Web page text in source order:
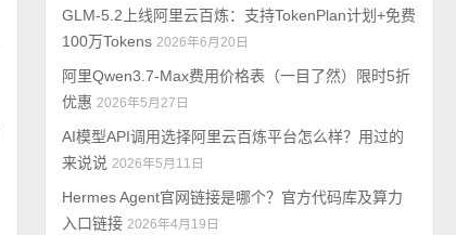
GLM-5.2上线阿里云百炼：支持TokenPlan计划+免费
100万Tokens 2026年6月20日
阿里Qwen3.7-Max费用价格表（一目了然）限时5折
优惠 2026年5月27日
AI模型API调用选择阿里云百炼平台怎么样？用过的
来说说 2026年5月11日
Hermes Agent官网链接是哪个？官方代码库及算力
入口链接 2026年4月19日